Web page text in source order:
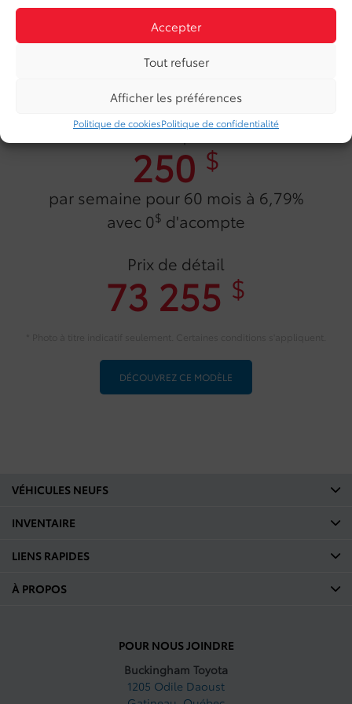
Accepter
Tout refuser
Afficher les préférences
Politique de cookiesPolitique de confidentialité
250 $
par semaine pour 60 mois à 6,79%
avec 0$ d'acompte
Prix de détail
73 255 $
DÉCOUVREZ CE MODÈLE
POUR NOUS JOINDRE
Buckingham Toyota
1205 Odile Daoust
VÉHICULES NEUFS
INVENTAIRE
LIENS RAPIDES
À PROPOS